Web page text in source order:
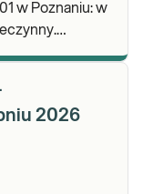
w Poznaniu: w
2026